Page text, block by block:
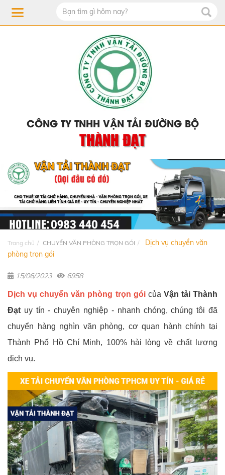
CÔNG TY TNHH VẬN TẢI ĐƯỜNG BỘ
THÀNH ĐẠT
Trang chủ CHUYỂN VĂN PHÒNG TRỌN GÓI
Dịch vụ chuyển văn
phòng trọn gói
15/06/2023 6958
Dịch vụ chuyển văn phòng trọn góicủa Vận tải Thành
Đạt uy tín - chuyên nghiệp - nhanh chóng, chúng tôi đã
chuyển hàng nghìn văn phòng, cơ quan hành chính tại
Thành Phố Hồ Chí Minh, 100% hài lòng về chất lượng
dịch vụ.